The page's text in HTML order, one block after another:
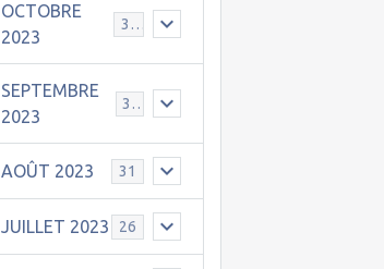
OCTOBRE
2023
31
SEPTEMBRE
2023
30
AOÛT 2023 31
JUILLET 2023 26